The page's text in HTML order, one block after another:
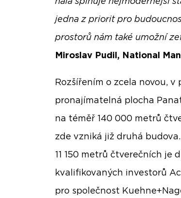
jedna z priorit pro
prostorů nám také umožní
Miroslav Pudil, National
Rozšířením o zcela novou,
pronajímatelná plocha
na téměř 140 000 metrů
zde vzniká již druhá
11 150 metrů čtverečních je
kvalifikovaných investorů
pro společnost